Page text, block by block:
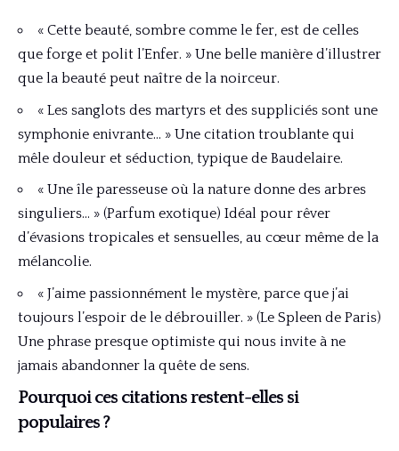
« Cette beauté, sombre comme le fer, est de celles
que forge et polit l’Enfer. » Une belle manière d’illustrer
que la beauté peut naître de la noirceur.
« Les sanglots des martyrs et des suppliciés sont une
symphonie enivrante… » Une citation troublante qui
mêle douleur et séduction, typique de Baudelaire.
« Une île paresseuse où la nature donne des arbres
singuliers… » (Parfum exotique) Idéal pour rêver
d’évasions tropicales et sensuelles, au cœur même de la
mélancolie.
« J’aime passionnément le mystère, parce que j’ai
toujours l’espoir de le débrouiller. » (Le Spleen de Paris)
Une phrase presque optimiste qui nous invite à ne
jamais abandonner la quête de sens.
Pourquoi ces citations restent-elles si
populaires ?